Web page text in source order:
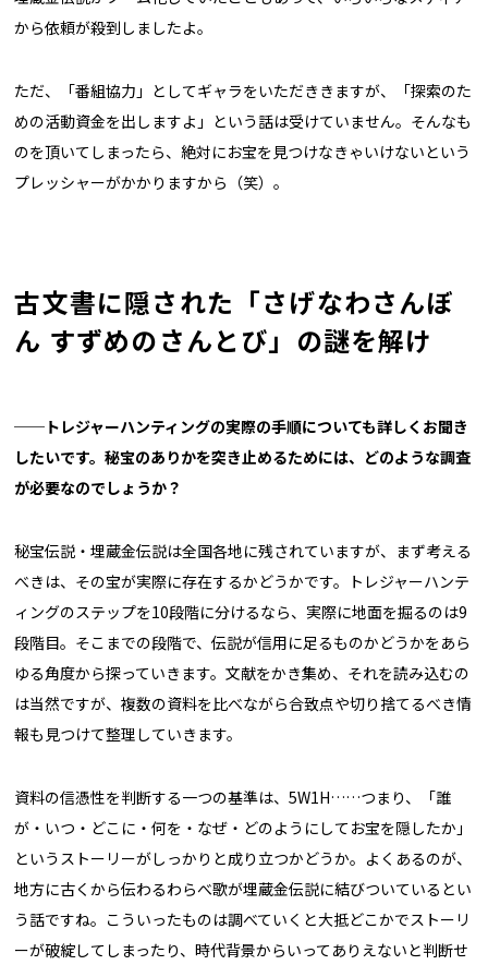
から依頼が殺到しましたよ。
ただ、「番組協力」としてギャラをいただききますが、「探索のた
めの活動資金を出しますよ」という話は受けていません。そんなも
のを頂いてしまったら、絶対にお宝を見つけなきゃいけないという
プレッシャーがかかりますから（笑）。
古文書に隠された「さげなわさんぼ
ん すずめのさんとび」の謎を解け
──トレジャーハンティングの実際の手順についても詳しくお聞き
したいです。秘宝のありかを突き止めるためには、どのような調査
が必要なのでしょうか？
秘宝伝説・埋蔵金伝説は全国各地に残されていますが、まず考える
べきは、その宝が実際に存在するかどうかです。トレジャーハンテ
ィングのステップを10段階に分けるなら、実際に地面を掘るのは9
段階目。そこまでの段階で、伝説が信用に足るものかどうかをあら
ゆる角度から探っていきます。文献をかき集め、それを読み込むの
は当然ですが、複数の資料を比べながら合致点や切り捨てるべき情
報も見つけて整理していきます。
資料の信憑性を判断する一つの基準は、5W1H……つまり、「誰
が・いつ・どこに・何を・なぜ・どのようにしてお宝を隠したか」
というストーリーがしっかりと成り立つかどうか。よくあるのが、
地方に古くから伝わるわらべ歌が埋蔵金伝説に結びついているとい
う話ですね。こういったものは調べていくと大抵どこかでストーリ
ーが破綻してしまったり、時代背景からいってありえないと判断せ